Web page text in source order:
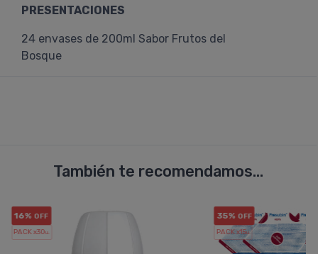
PRESENTACIONES
24 envases de 200ml Sabor Frutos del
Bosque
También te recomendamos...
16% OFF
PACK x30u.
35% OFF
PACK x15u.